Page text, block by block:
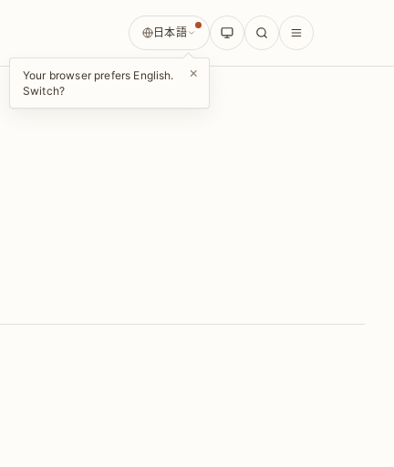
日本語
Your browser prefers English.
Switch?
×